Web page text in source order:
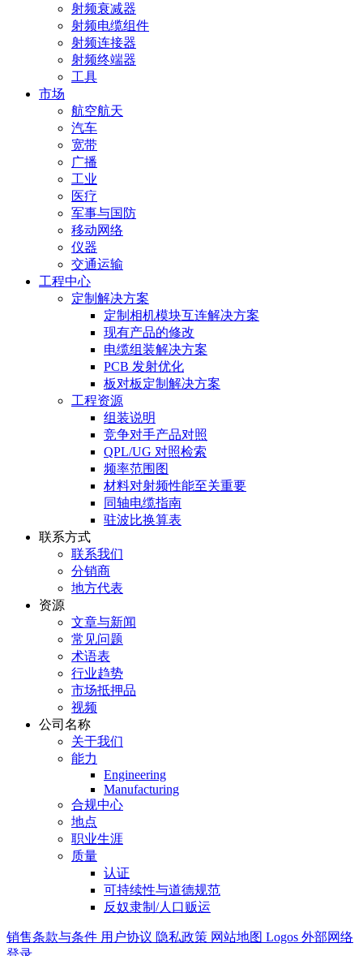
射频衰减器
射频电缆组件
射频连接器
射频终端器
工具
市场
航空航天
汽车
宽带
广播
工业
医疗
军事与国防
移动网络
仪器
交通运输
工程中心
定制解决方案
定制相机模块互连解决方案
现有产品的修改
电缆组装解决方案
PCB 发射优化
板对板定制解决方案
工程资源
组装说明
竞争对手产品对照
QPL/UG 对照检索
频率范围图
材料对射频性能至关重要
同轴电缆指南
驻波比换算表
联系方式
联系我们
分销商
地方代表
资源
文章与新闻
常见问题
术语表
行业趋势
市场抵押品
视频
公司名称
关于我们
能力
Engineering
Manufacturing
合规中心
地点
职业生涯
质量
认证
可持续性与道德规范
反奴隶制/人口贩运
销售条款与条件 用户协议 隐私政策 网站地图 Logos 外部网络